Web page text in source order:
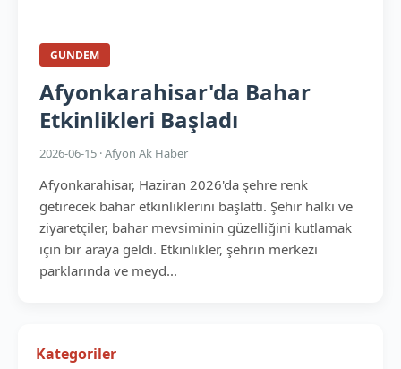
GUNDEM
Afyonkarahisar'da Bahar
Etkinlikleri Başladı
2026-06-15 · Afyon Ak Haber
Afyonkarahisar, Haziran 2026'da şehre renk
getirecek bahar etkinliklerini başlattı. Şehir halkı ve
ziyaretçiler, bahar mevsiminin güzelliğini kutlamak
için bir araya geldi. Etkinlikler, şehrin merkezi
parklarında ve meyd...
Kategoriler